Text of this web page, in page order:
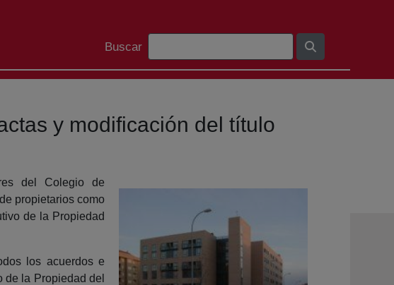
Search Bar
Buscar
y modificación del título
del Colegio de
propietarios como
de la Propiedad
los acuerdos e
la Propiedad del